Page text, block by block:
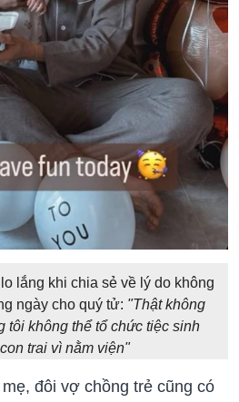
lắng khi chia sẻ về lý do không
ngày cho quý tử: "Thật không
tôi không thể tổ chức tiệc sinh
trai vì nằm viện"
đôi vợ chồng trẻ cũng có